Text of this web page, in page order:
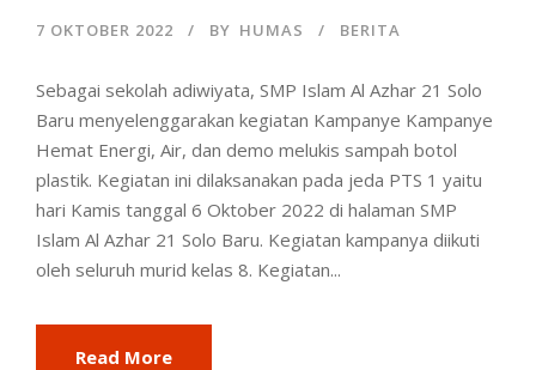
7 OKTOBER 2022 BY HUMAS BERITA
Sebagai sekolah adiwiyata, SMP Islam Al Azhar 21 Solo
Baru menyelenggarakan kegiatan Kampanye Kampanye
Hemat Energi, Air, dan demo melukis sampah botol
plastik. Kegiatan ini dilaksanakan pada jeda PTS 1 yaitu
hari Kamis tanggal 6 Oktober 2022 di halaman SMP
Islam Al Azhar 21 Solo Baru. Kegiatan kampanya diikuti
oleh seluruh murid kelas 8. Kegiatan...
Read More